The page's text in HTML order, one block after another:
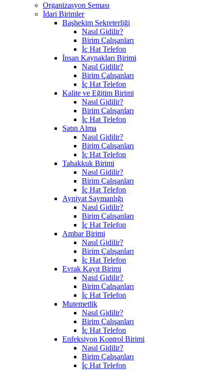
Organizasyon Şeması
İdari Birimler
Başhekim Sekreterliği
Nasıl Gidilir?
Birim Çalışanları
İç Hat Telefon
İnsan Kaynakları Birimi
Nasıl Gidilir?
Birim Çalışanları
İç Hat Telefon
Kalite ve Eğitim Birimi
Nasıl Gidilir?
Birim Çalışanları
İç Hat Telefon
Satın Alma
Nasıl Gidilir?
Birim Çalışanları
İç Hat Telefon
Tahakkuk Birimi
Nasıl Gidilir?
Birim Çalışanları
İç Hat Telefon
Ayniyat Saymanlığı
Nasıl Gidilir?
Birim Çalışanları
İç Hat Telefon
Ambar Birimi
Nasıl Gidilir?
Birim Çalışanları
İç Hat Telefon
Evrak Kayıt Birimi
Nasıl Gidilir?
Birim Çalışanları
İç Hat Telefon
Mutemetlik
Nasıl Gidilir?
Birim Çalışanları
İç Hat Telefon
Enfeksiyon Kontrol Birimi
Nasıl Gidilir?
Birim Çalışanları
İç Hat Telefon